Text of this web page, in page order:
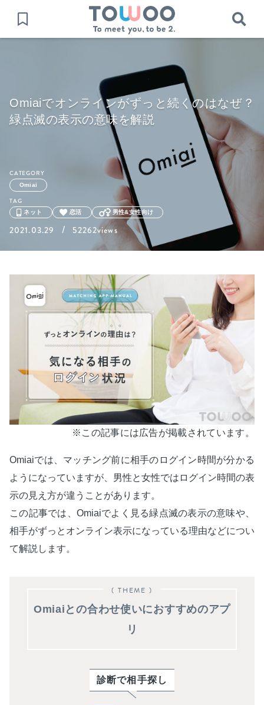
Omiaiでオンラインがずっと続くのはなぜ？
緑点滅の表示の意味を解説
CATEGORY
Omiai
TAG
ネット 恋活 男性&女性向け
2021.03.29 / 52262views
※この記事には広告が掲載されています。
Omiaiでは、マッチング前に相手のログイン時間が分かる
ようになっていますが、男性と女性ではログイン時間の表
示の見え方が違うことがあります。
この記事では、Omiaiでよく見る緑点滅の表示の意味や、
相手がずっとオンライン表示になっている理由などについ
て解説します。
( THEME )
Omiaiとの合わせ使いにおすすめのアプ
リ
診断で相手探し